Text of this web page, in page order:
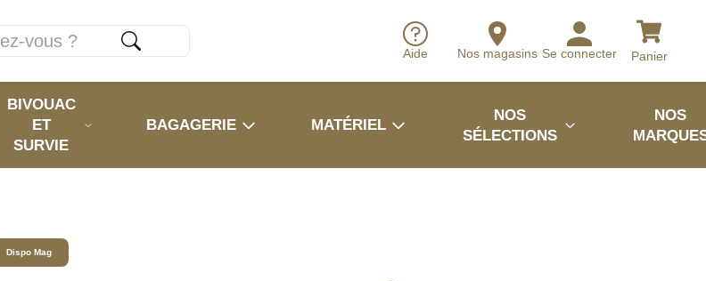
Aide Nos magasins Se connecter Panier
BIVOUAC
ET
SURVIE
BAGAGERIE MATÉRIEL
NOS
SÉLECTIONS
NOS
Dispo Mag